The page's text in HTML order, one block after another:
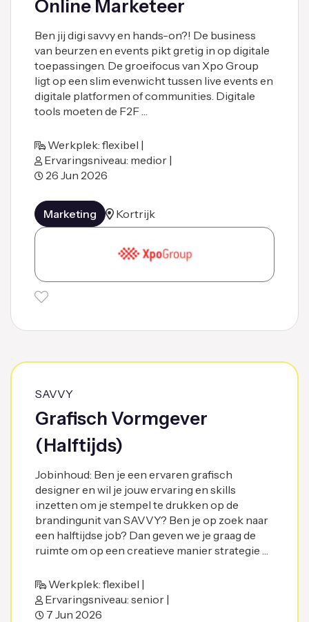
Online Marketeer
Ben jij digi savvy en hands-on?! De business
van beurzen en events pikt gretig in op digitale
toepassingen. De groeifocus van Xpo Group
ligt op een slim evenwicht tussen live events en
digitale platformen of communities. Digitale
tools moeten de F2F …
Werkplek: flexibel |
Ervaringsniveau: medior |
26 Jun 2026
Marketing Kortrijk
SAVVY
Grafisch Vormgever
(Halftijds)
Jobinhoud: Ben je een ervaren grafisch
designer en wil je jouw ervaring en skills
inzetten om je stempel te drukken op de
brandingunit van SAVVY? Ben je op zoek naar
een halftijdse job? Dan geven we je graag de
ruimte om op een creatieve manier strategie …
Werkplek: flexibel |
Ervaringsniveau: senior |
7 Jun 2026